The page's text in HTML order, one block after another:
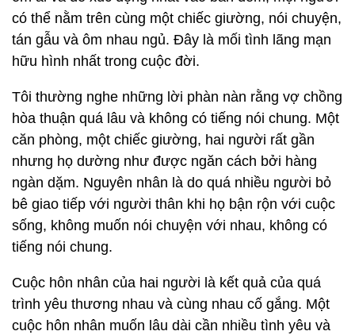
có thể nằm trên cùng một chiếc giường, nói chuyện,
tán gẫu và ôm nhau ngủ. Đây là mối tình lãng mạn
hữu hình nhất trong cuộc đời.
Tôi thường nghe những lời phàn nàn rằng vợ chồng
hòa thuận quá lâu và không có tiếng nói chung. Một
căn phòng, một chiếc giường, hai người rất gần
nhưng họ dường như được ngăn cách bởi hàng
ngàn dặm. Nguyên nhân là do quá nhiều người bỏ
bê giao tiếp với người thân khi họ bận rộn với cuộc
sống, không muốn nói chuyện với nhau, không có
tiếng nói chung.
Cuộc hôn nhân của hai người là kết quả của quá
trình yêu thương nhau và cùng nhau cố gắng. Một
cuộc hôn nhân muốn lâu dài cần nhiều tình yêu và